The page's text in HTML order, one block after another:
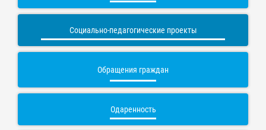
Социально-педагогические проекты
Обращения граждан
Одаренность